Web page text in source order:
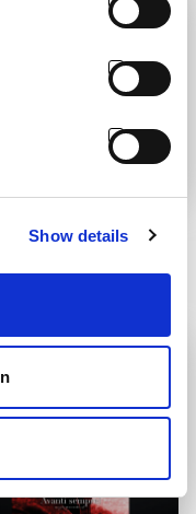
Show details
02
de Tractor People